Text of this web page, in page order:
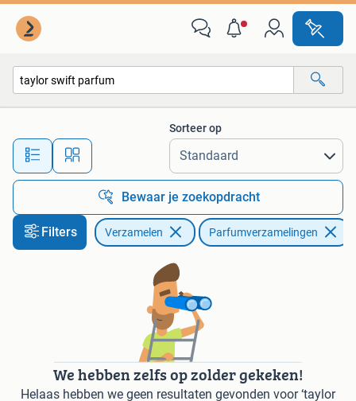
Alle afstanden…
Sorteer op
Bewaar je zoekopdracht
Filters Verzamelen Parfumverzamelingen
We hebben zelfs op zolder gekeken!
Helaas hebben we geen resultaten gevonden voor ‘taylor